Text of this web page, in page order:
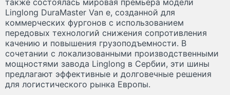
также состоялась мировая премьера модели
Linglong DuraMaster Van e, созданной для
коммерческих фургонов с использованием
передовых технологий снижения сопротивления
качению и повышения грузоподъемности. В
сочетании с локализованными производственными
мощностями завода Linglong в Сербии, эти шины
предлагают эффективные и долговечные решения
для логистического рынка Европы.